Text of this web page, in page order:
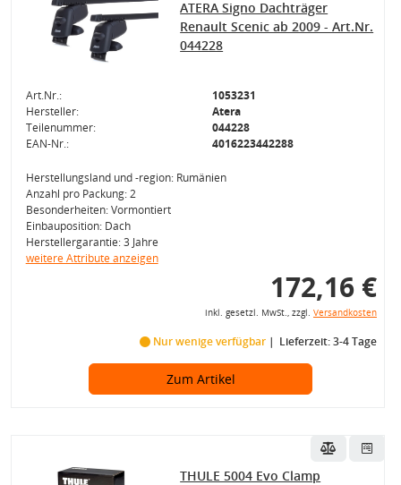
ATERA Signo Dachträger
Renault Scenic ab 2009 - Art.Nr.
044228
Art.Nr.:
1053231
Hersteller:
Atera
Teilenummer:
044228
EAN-Nr.:
4016223442288
Herstellungsland und -region: Rumänien
Anzahl pro Packung: 2
Besonderheiten: Vormontiert
Einbauposition: Dach
Herstellergarantie: 3 Jahre
weitere Attribute anzeigen
172,16 €
inkl. gesetzl. MwSt., zzgl. Versandkosten
Nur wenige verfügbar Lieferzeit: 3-4 Tage
Zum Artikel
THULE 5004 Evo Clamp